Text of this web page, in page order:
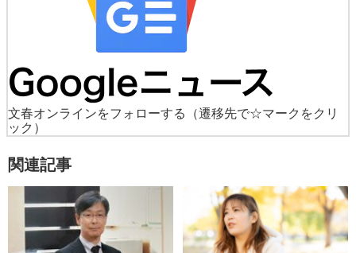
文春オンラインをフォローする
（遷移先で☆マークをクリ
ック）
関連記事